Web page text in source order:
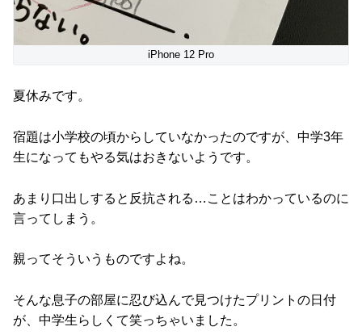
iPhone 12 Pro
夏休みです。
宿題は小学校の頃からしていなかったのですが、中学3年
生になってもやる気はおきないようです。
あまり口出しすると反抗される…ことはわかっているのに
言ってしまう。
親ってそういうものですよね。
そんな息子の部屋に忍び込んで見つけたプリントの日付
が、中学生らしくて笑っちゃいました。